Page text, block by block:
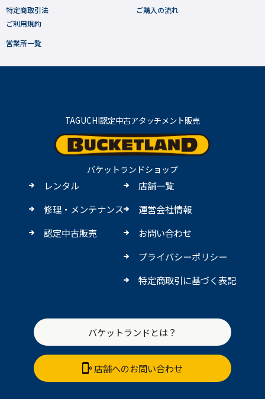
特定商取引法
ご利用規約
ご購入の流れ
営業所一覧
TAGUCHI認定中古アタッチメント販売
バケットランドショップ
レンタル
修理・メンテナンス
認定中古販売
店舗一覧
運営会社情報
お問い合わせ
プライバシーポリシー
特定商取引に基づく表記
バケットランドとは？
店舗へのお問い合わせ